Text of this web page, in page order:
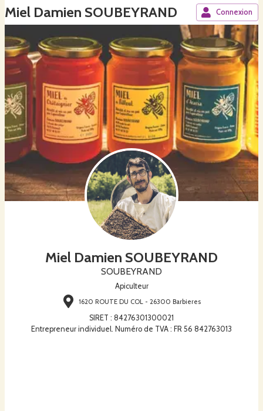
Miel Damien SOUBEYRAND Connexion
Miel Damien SOUBEYRAND
SOUBEYRAND
Apiculteur
1620 ROUTE DU COL - 26300 Barbieres
SIRET : 84276301300021
Entrepreneur individuel. Numéro de TVA : FR 56 842763013